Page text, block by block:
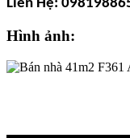
Liên Hệ:
Hình ảnh: